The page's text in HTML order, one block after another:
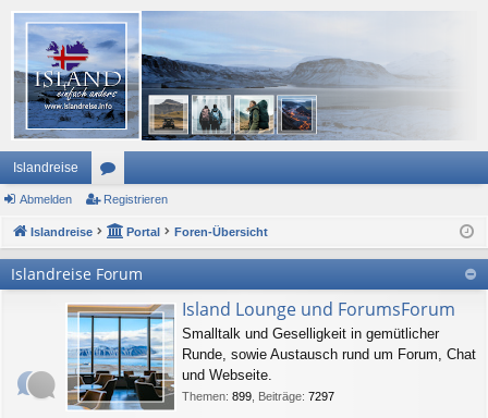
Islandreise
or
en
Abmelden Registrieren
Islandreise Portal Foren-Übersicht
Islandreise Forum
Island Lounge und ForumsForum
Smalltalk und Geselligkeit in gemütlicher
Runde, sowie Austausch rund um Forum, Chat
und Webseite.
Themen: 899 Beiträge: 7297